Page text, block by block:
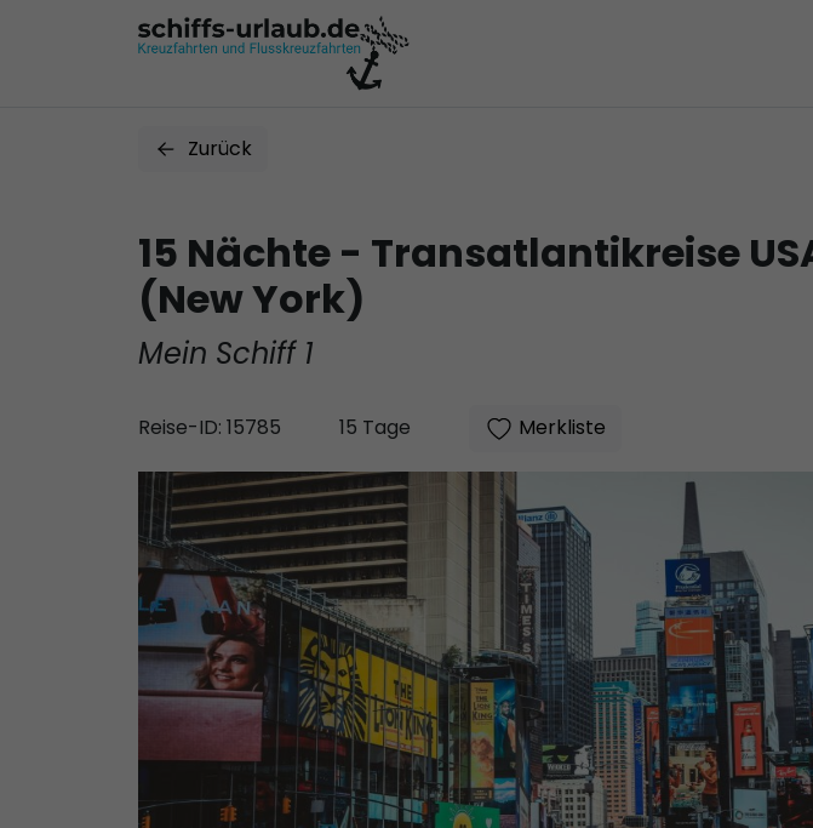
Zurück
15 Nächte - Transatlantikreise
(New York)
Mein Schiff 1
Reise-ID: 15785 15 Tage Merkliste